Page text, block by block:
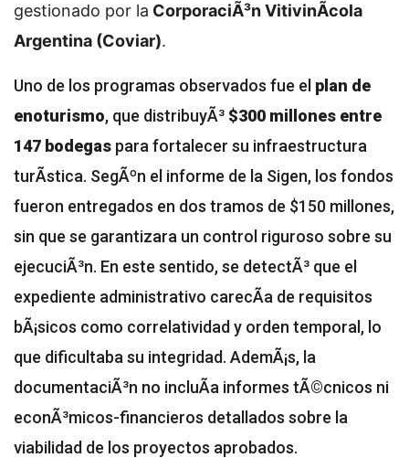
gestionado por la CorporaciÃ³n VitivinÃ­cola
Argentina (Coviar).
Uno de los programas observados fue el plan de
enoturismo, que distribuyÃ³ $300 millones entre
147 bodegas para fortalecer su infraestructura
turÃ­stica. SegÃºn el informe de la Sigen, los fondos
fueron entregados en dos tramos de $150 millones,
sin que se garantizara un control riguroso sobre su
ejecuciÃ³n. En este sentido, se detectÃ³ que el
expediente administrativo carecÃ­a de requisitos
bÃ¡sicos como correlatividad y orden temporal, lo
que dificultaba su integridad. AdemÃ¡s, la
documentaciÃ³n no incluÃ­a informes tÃ©cnicos ni
econÃ³micos-financieros detallados sobre la
viabilidad de los proyectos aprobados.